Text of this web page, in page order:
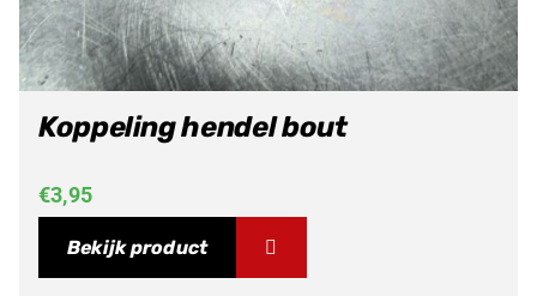
Koppeling hendel bout
€3,95
Bekijk product